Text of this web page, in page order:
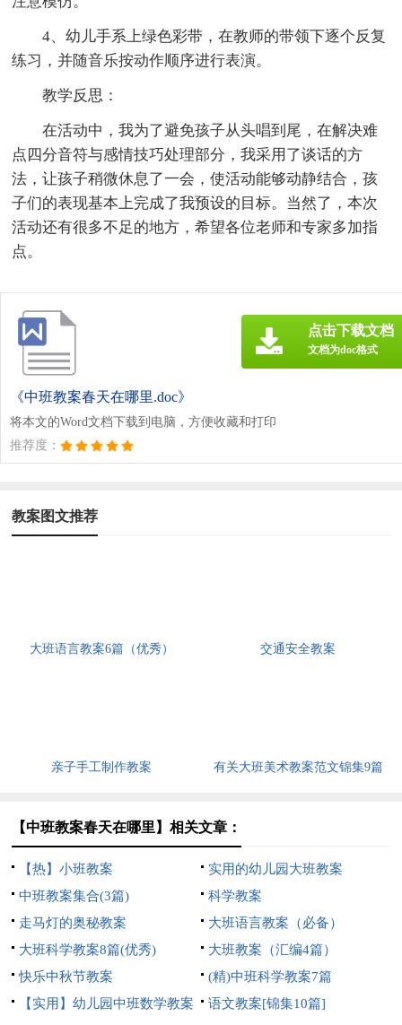
4、幼儿手系上绿色彩带，在教师的带领下逐个反复
练习，并随音乐按动作顺序进行表演。
教学反思：
在活动中，我为了避免孩子从头唱到尾，在解决难
点四分音符与感情技巧处理部分，我采用了谈话的方
法，让孩子稍微休息了一会，使活动能够动静结合，孩
子们的表现基本上完成了我预设的目标。当然了，本次
活动还有很多不足的地方，希望各位老师和专家多加指
点。
《中班教案春天在哪里.doc》
将本文的Word文档下载到电脑，方便收藏和打印
推荐度：
点击下载文档
文档为doc格式
教案图文推荐
大班语言教案6篇（优秀） 交通安全教案
亲子手工制作教案 有关大班美术教案范文锦集9篇
【中班教案春天在哪里】相关文章：
【热】小班教案
实用的幼儿园大班教案
中班教案集合(3篇)
科学教案
走马灯的奥秘教案
大班语言教案（必备）
大班科学教案8篇(优秀)
大班教案（汇编4篇）
快乐中秋节教案
(精)中班科学教案7篇
【实用】幼儿园中班数学教案
语文教案[锦集10篇]